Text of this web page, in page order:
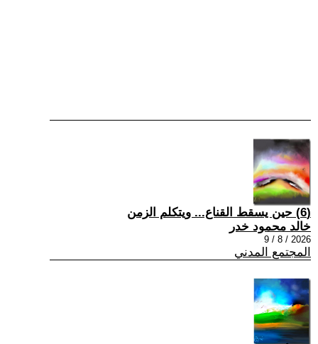
(6) حين يسقط القناع... ويتكلم الزمن
خالد محمود خدر
2026 / 8 / 9
المجتمع المدني